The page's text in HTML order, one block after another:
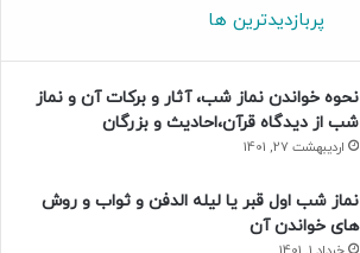
پربازدیدترین ها
نحوه خواندن نماز شب، آثار و برکات آن و نماز
شب از دیدگاه قرآن،احادیث و بزرگان
اردیبهشت 27, 1401
نماز شب اول قبر یا لیله الدفن و ثواب و روش
های خواندن آن